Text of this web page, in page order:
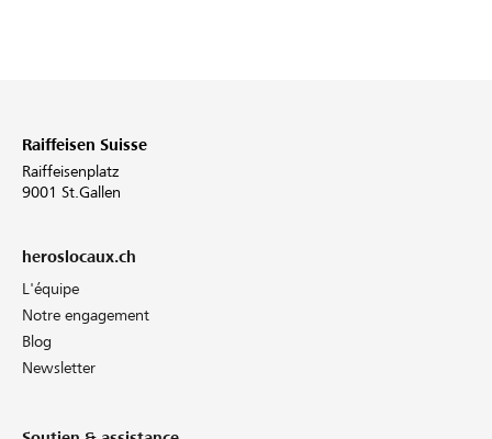
Raiffeisen Suisse
Raiffeisenplatz
9001 St.Gallen
heroslocaux.ch
L'équipe
Notre engagement
Blog
Newsletter